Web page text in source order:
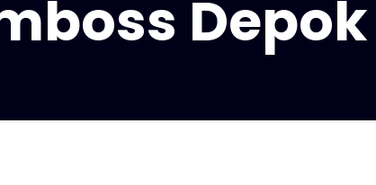
Depok